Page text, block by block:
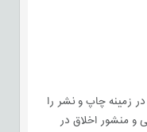
زمینه چاپ و نشر را
و منشور اخلاق در